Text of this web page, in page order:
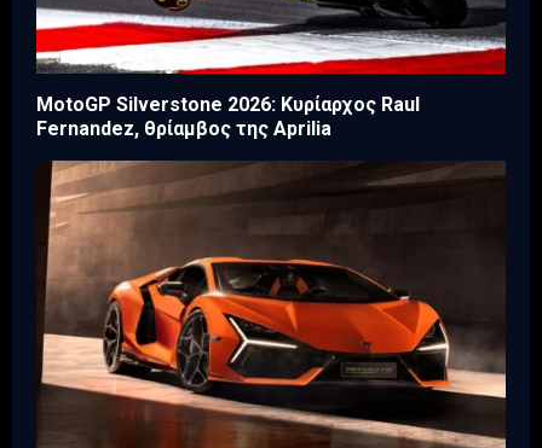
MotoGP Silverstone 2026: Κυρίαρχος Raul
Fernandez, θρίαμβος της Aprilia